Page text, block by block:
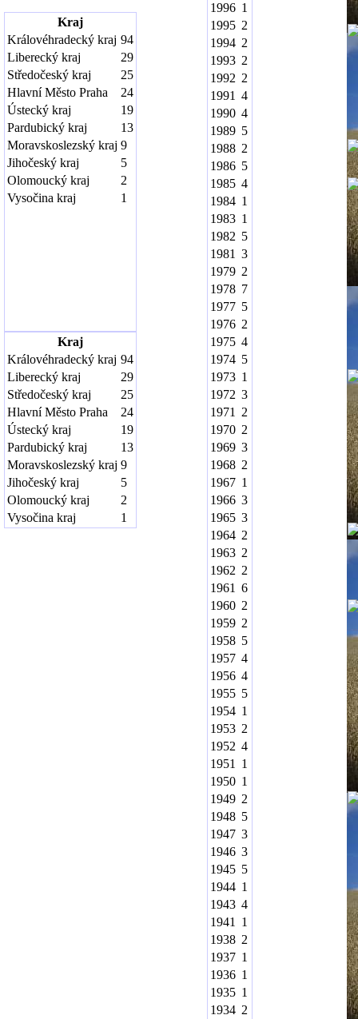
Kraj
Královéhradecký kraj 94
Liberecký kraj
29
Středočeský kraj
25
Hlavní Město Praha
24
Ústecký kraj
19
Pardubický kraj
13
Moravskoslezský kraj 9
Jihočeský kraj
5
Olomoucký kraj
2
Vysočina kraj
1
Kraj
Královéhradecký kraj 94
Liberecký kraj
29
Středočeský kraj
25
Hlavní Město Praha
24
Ústecký kraj
19
Pardubický kraj
13
Moravskoslezský kraj 9
Jihočeský kraj
5
Olomoucký kraj
2
Vysočina kraj
1
1996 1
1995 2
1994 2
1993 2
1992 2
1991 4
1990 4
1989 5
1988 2
1986 5
1985 4
1984 1
1983 1
1982 5
1981 3
1979 2
1978 7
1977 5
1976 2
1975 4
1974 5
1973 1
1972 3
1971
2
1970 2
1969 3
1968 2
1967 1
1966 3
1965 3
1964 2
1963 2
1962 2
1961 6
1960 2
1959 2
1958 5
1957 4
1956 4
1955 5
1954 1
1953 2
1952 4
1951
1
1950 1
1949 2
1948 5
1947 3
1946 3
1945 5
1944 1
1943 4
1941
1
1938 2
1937 1
1936 1
1935 1
1934 2